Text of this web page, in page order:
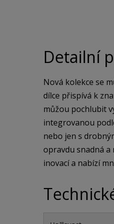
Detailní
Nová kolekce se
dílce přispívá k
můžou pochlubit
integrovanou
nebo jen s
opravdu snadná
inovací a nabízí